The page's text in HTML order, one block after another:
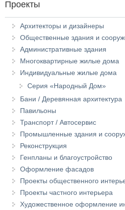
Проекты
Архитекторы и дизайнеры
Общественные здания и
Административные здания
Многоквартирные жилые дома
Индивидуальные жилые дома
Серия «Народный Дом»
Бани / Деревянная архитектура
Павильоны
Транспорт / Автосервис
Промышленные здания и
Реконструкция
Генпланы и благоустройство
Оформление фасадов
Проекты общественного
Проекты частного интерьера
Художественное оформление